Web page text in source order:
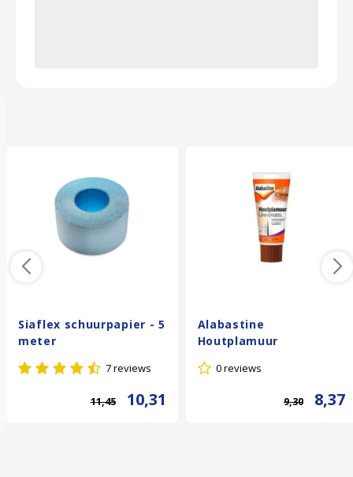
Siaflex schuurpapier - 5
meter
7 reviews
11,45 10,31
Alabastine
Houtplamuur
Universeel
0 reviews
9,30 8,37